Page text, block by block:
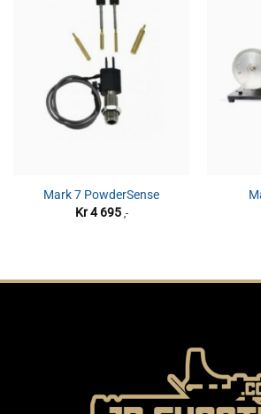
Mark 7 PowderSense
Kr4 695 ,-